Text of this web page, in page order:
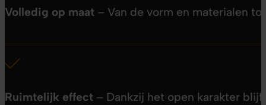
Volledig op maat – Van de vorm en materialen
Ruimtelijk effect – Dankzij het open karakter